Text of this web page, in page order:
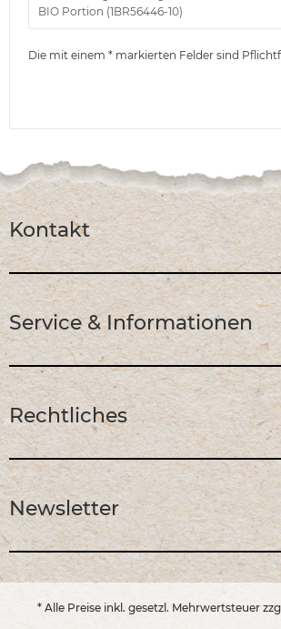
Die mit einem * markierten Felder sind
Kontakt
Service & Informationen
Rechtliches
Newsletter
* Alle Preise inkl. gesetzl. Mehrwertsteuer